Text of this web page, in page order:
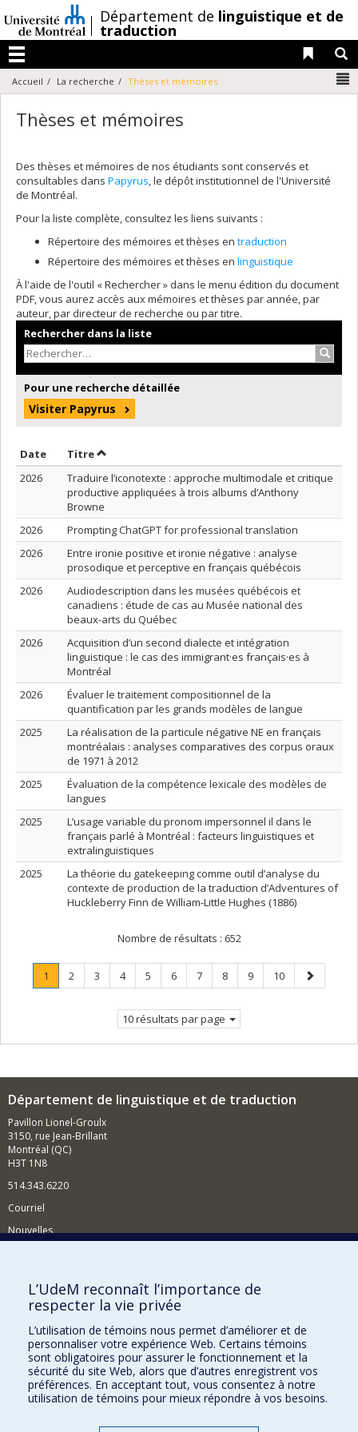
au
contenu
/Département de linguistique et de
traduction
Menu
Liens
Accueil La recherche Thèses et mémoires
Thèses et mémoires
Des thèses et mémoires de nos étudiants sont conservés et
consultables dans Papyrus, le dépôt institutionnel de l'Université
de Montréal.
Pour la liste complète, consultez les liens suivants :
Répertoire des mémoires et thèses en traduction
Répertoire des mémoires et thèses en linguistique
À l'aide de l'outil « Rechercher » dans le menu édition du document
PDF, vous aurez accès aux mémoires et thèses par année, par
auteur, par directeur de recherche ou par titre.
Rechercher dans la liste
Pour une recherche détaillée
Visiter Papyrus
Date Trier par date en ordre croissant
TitreTrier par titre en ordre croissant
2026
Traduire l’iconotexte : approche multimodale et critique
productive appliquées à trois albums d’Anthony
Browne
2026
Prompting ChatGPT for professional translation
2026
Entre ironie positive et ironie négative : analyse
prosodique et perceptive en français québécois
2026
Audiodescription dans les musées québécois et
canadiens : étude de cas au Musée national des
beaux-arts du Québec
2026
Acquisition d’un second dialecte et intégration
linguistique : le cas des immigrant·es français·es à
Montréal
2026
Évaluer le traitement compositionnel de la
quantification par les grands modèles de langue
2025
La réalisation de la particule négative NE en français
montréalais : analyses comparatives des corpus oraux
de 1971 à 2012
2025
Évaluation de la compétence lexicale des modèles de
langues
2025
L’usage variable du pronom impersonnel il dans le
français parlé à Montréal : facteurs linguistiques et
extralinguistiques
2025
La théorie du gatekeeping comme outil d’analyse du
contexte de production de la traduction d’Adventures of
Huckleberry Finn de William-Little Hughes (1886)
Nombre de résultats : 652
Page
1
Page
Page
2 Page
3 Page
4 Page
5 Page
6 Page
7 Page
8 Page
9 Page
10
Page
suivante
10 résultats par page
Département de linguistique et de traduction
Pavillon Lionel-Groulx
3150, rue Jean-Brillant
Montréal (QC)
H3T 1N8
514.343.6220
Courriel
Nouvelles
Comment soutenir le Département?
BESOIN D'AIDE?
Plan du site
Signaler une erreur
Accessibilité
FACULTÉ DES ARTS ET DES SCIENCES
L’UdeM reconnaît l’importance de
respecter la vie privée
L’utilisation de témoins nous permet d’améliorer et de
personnaliser votre expérience Web. Certains témoins
sont obligatoires pour assurer le fonctionnement et la
sécurité du site Web, alors que d’autres enregistrent vos
préférences. En acceptant tout, vous consentez à notre
utilisation de témoins pour mieux répondre à vos besoins.